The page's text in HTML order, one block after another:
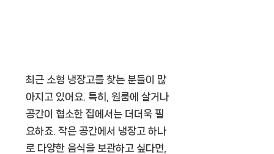
최근 소형 냉장고를 찾는 분들이 많
아지고 있어요. 특히, 원룸에 살거나
공간이 협소한 집에서는 더더욱 필
요하죠. 작은 공간에서 냉장고 하나
로 다양한 음식을 보관하고 싶다면,